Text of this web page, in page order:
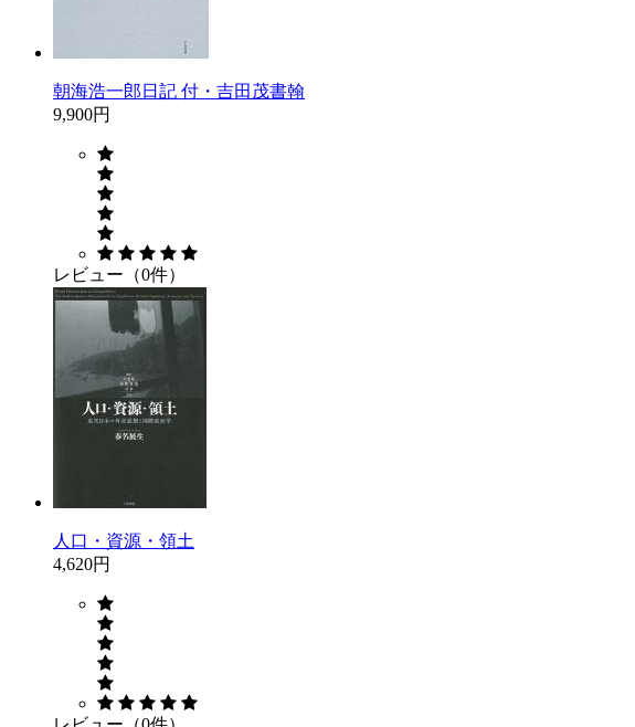
朝海浩一郎日記 付・吉田茂書翰
9,900円
レビュー（0件）
人口・資源・領土
4,620円